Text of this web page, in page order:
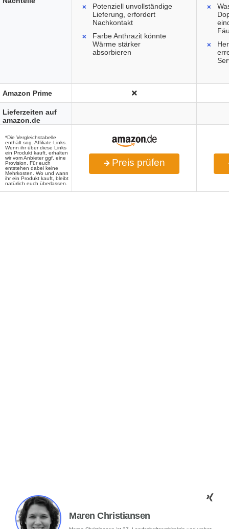
Potenziell unvollständige
Lieferung, erfordert
Nachkontakt
Farbe Anthrazit könnte
Wärme stärker
absorbieren
Preis prüfen
Amazon Prime
Lieferzeiten auf
amazon.de
*Die Vergleichstabelle
enthält sog. Affiliate-Links.
Wenn ihr über diese Links
ein Produkt kauft, erhalten
wir vom Anbieter ggf. eine
Provision. Für euch
entstehen dabei keine
Mehrkosten. Wo und wann
ihr ein Produkt kauft, bleibt
natürlich euch überlassen.
Maren Christiansen